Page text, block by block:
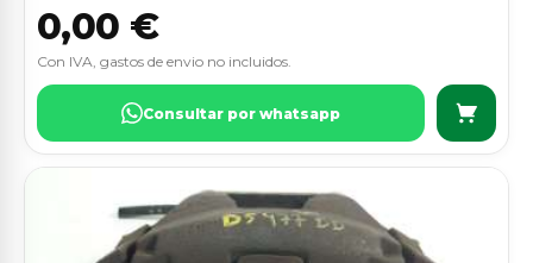
0,00 €
Con IVA, gastos de envio no incluidos.
Consultar por whatsapp